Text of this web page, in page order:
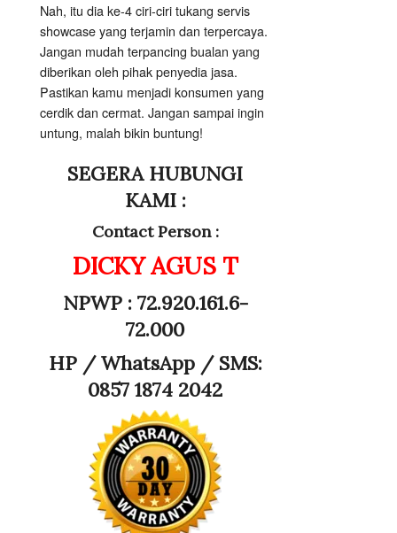
Nah, itu dia ke-4 ciri-ciri tukang servis
showcase yang terjamin dan terpercaya.
Jangan mudah terpancing bualan yang
diberikan oleh pihak penyedia jasa.
Pastikan kamu menjadi konsumen yang
cerdik dan cermat. Jangan sampai ingin
untung, malah bikin buntung!
SEGERA HUBUNGI
KAMI :
Contact Person :
DICKY AGUS T
NPWP : 72.920.161.6-
72.000
HP /WhatsApp / SMS:
0857 1874 2042